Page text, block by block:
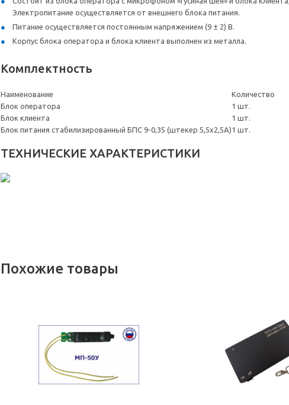
Электропитание осуществляется от внешнего блока питания.
Питание осуществляется постоянным напряжением (9 ± 2) В.
Корпус блока оператора и блока клиента выполнен из металла.
Комплектность
Наименование
Количество
Блок оператора
1 шт.
Блок клиента
1 шт.
Блок питания стабилизированный БПС 9-0,35 (штекер 5,5х2,5А)1 шт.
ТЕХНИЧЕСКИЕ ХАРАКТЕРИСТИКИ
Похожие товары